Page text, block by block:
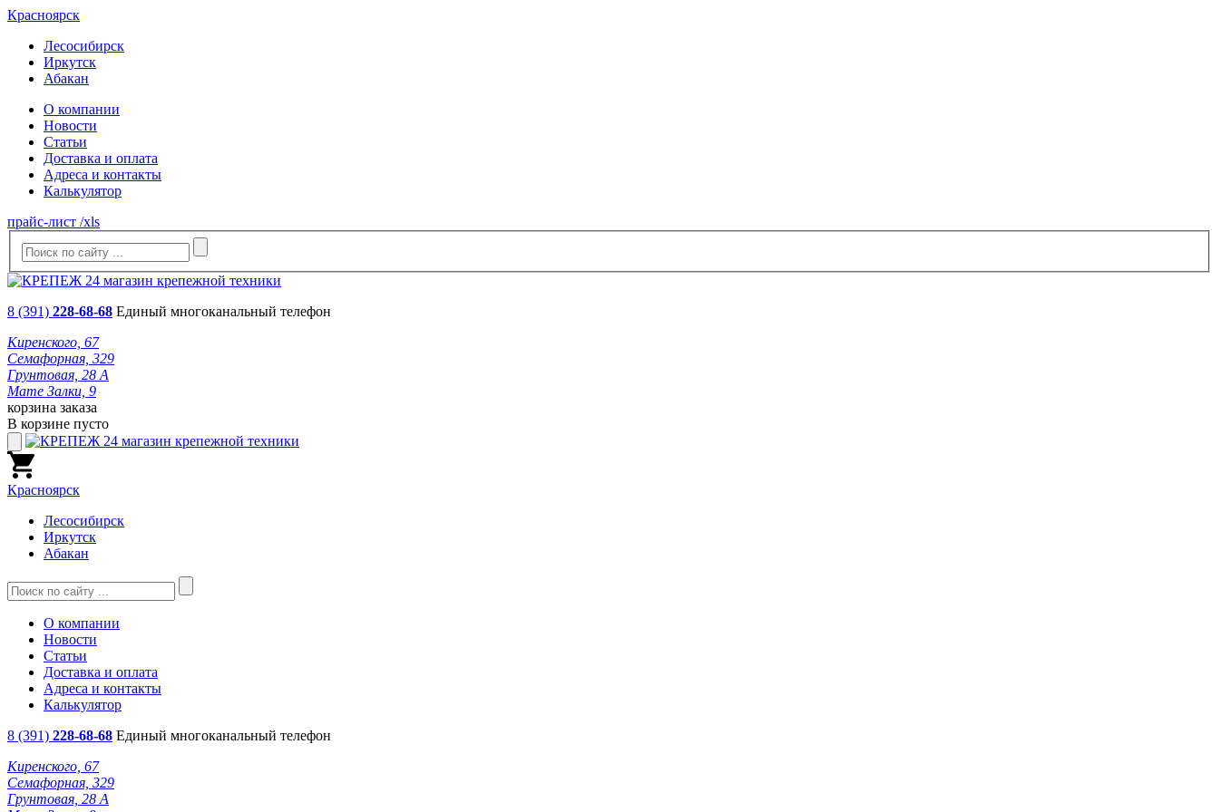
Красноярск
Лесосибирск
Иркутск
Абакан
О компании
Новости
Статьи
Доставка и оплата
Адреса и контакты
Калькулятор
прайс-лист /xls
8 (391) 228-68-68 Единый многоканальный телефон
Киренского, 67
Семафорная, 329
Грунтовая, 28 А
Мате Залки, 9
корзина заказа
В корзине пусто
Красноярск
Лесосибирск
Иркутск
Абакан
О компании
Новости
Статьи
Доставка и оплата
Адреса и контакты
Калькулятор
8 (391) 228-68-68 Единый многоканальный телефон
Киренского, 67
Семафорная, 329
Грунтовая, 28 А